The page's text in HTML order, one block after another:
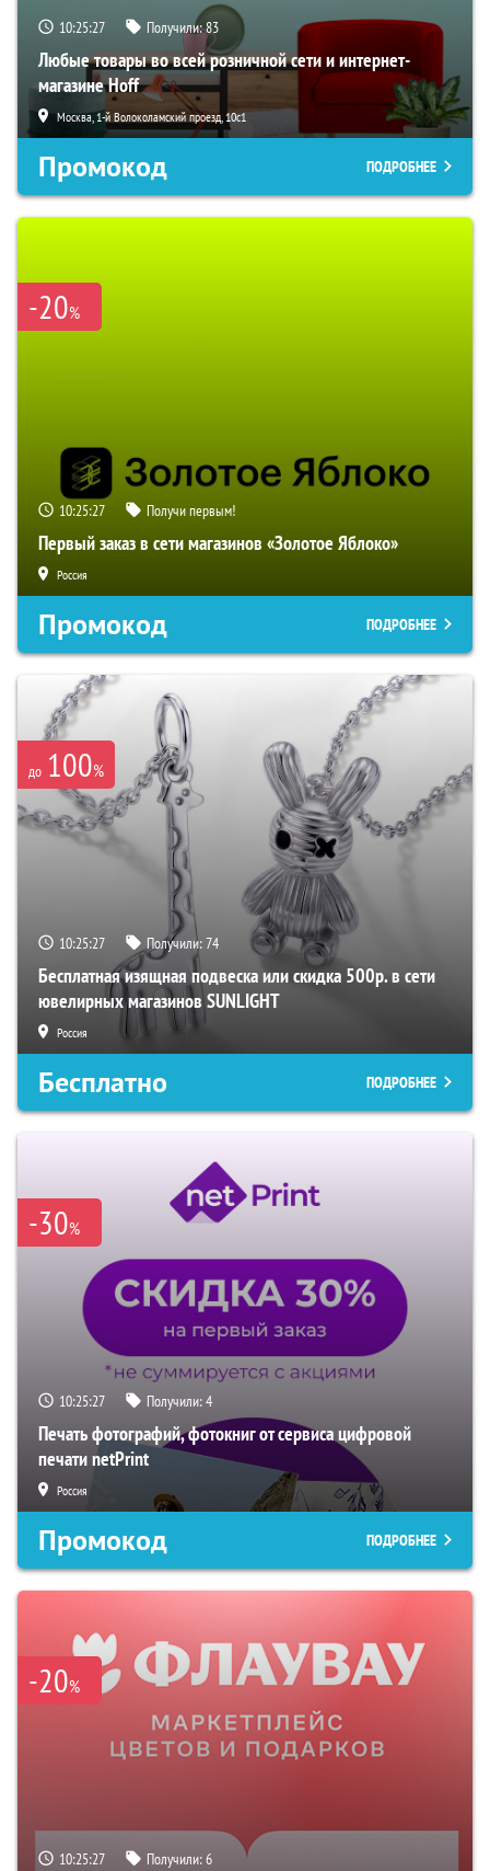
10:25:26 Получили:83
Любые товары во всей розничной сети и интернет-
магазине Hoff
Москва, 1-й Волоколамский проезд, 10с1
Промокод ПОДРОБНЕЕ
-20%
10:25:26 Получи первым!
Первый заказ в сети магазинов «Золотое Яблоко»
Россия
Промокод ПОДРОБНЕЕ
до 100%
10:25:26 Получили:74
Бесплатная изящная подвеска или скидка 500р. в сети
ювелирных магазинов SUNLIGHT
Россия
Бесплатно ПОДРОБНЕЕ
-30%
10:25:26 Получили:4
Печать фотографий, фотокниг от сервиса цифровой
печати netPrint
Россия
Промокод ПОДРОБНЕЕ
-20%
10:25:26 Получили:6